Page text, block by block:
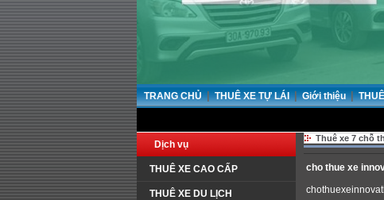
TRANG CHỦ | THUÊ XE TỰ LÁI | Giới thiệu |
Dịch vụ
THUÊ XE CAO CẤP
THUÊ XE DU LỊCH
Thuê xe 7 chỗ
cho thue xe